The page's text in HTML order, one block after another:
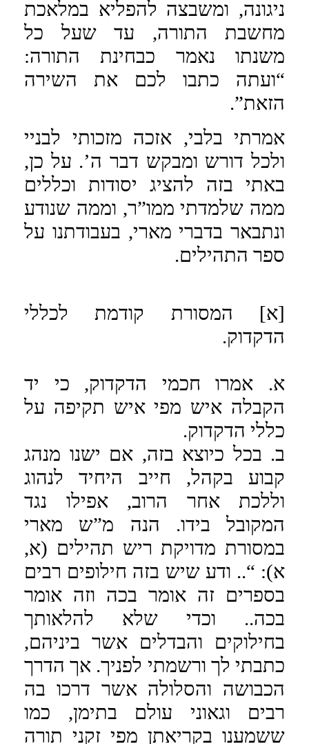
ניגונה, ומשבצה להפליא במלאכת
מחשבת התורה, עד שעל כל
משנתו נאמר כבחינת התורה:
“ועתה כתבו לכם את השירה
הזאת”.
אמרתי בלבי, אזכה מזכותי לבניי
ולכל דורש ומבקש דבר ה’. על כן,
באתי בזה להציג יסודות וכללים
ממה שלמדתי ממו”ר, וממה שנודע
ונתבאר בדברי מארי, בעבודתנו על
ספר התהילים.
[א] המסורת קודמת לכללי
הדקדוק.
א. אמרו חכמי הדקדוק, כי יד
הקבלה איש מפי איש תקיפה על
כללי הדקדוק.
ב. בכל כיוצא בזה, אם ישנו מנהג
קבוע בקהל, חייב היחיד לנהוג
וללכת אחר הרוב, אפילו נגד
המקובל בידו. הנה מ”ש מארי
במסורת מדויקת ריש תהילים (א,
א): “.. ודע שיש בזה חילופים רבים
בספרים זה אומר בכה וזה אומר
בכה.. וכדי שלא להלאותך
בחילוקים והבדלים אשר ביניהם,
כתבתי לך ורשמתי לפניך. אך הדרך
הכבושה והסלולה אשר דרכו בה
רבים וגאוני עולם בתימן, כמו
ששמענו בקריאתן מפי זקני תורה